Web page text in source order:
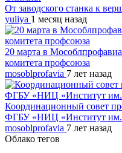
От заводского станка к
yuliya 1 месяц назад
20 марта в
комитета профсоюза
mosoblprofavia 7 лет назад
Координационный совет
ФГБУ «НИЦ «Институт им.
mosoblprofavia 7 лет назад
Облако тегов